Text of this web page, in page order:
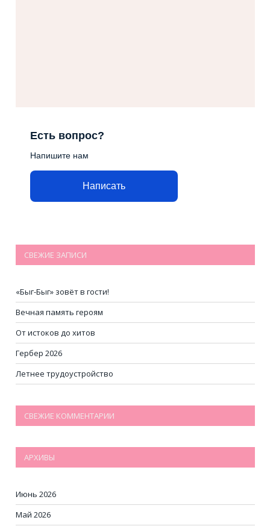
Есть вопрос?
Напишите нам
Написать
СВЕЖИЕ ЗАПИСИ
«Быг-Быг» зовёт в гости!
Вечная память героям
От истоков до хитов
Гербер 2026
Летнее трудоустройство
СВЕЖИЕ КОММЕНТАРИИ
АРХИВЫ
Июнь 2026
Май 2026